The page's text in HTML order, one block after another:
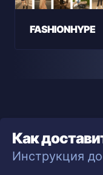
FASHIONHYPE
Как
Инструкция